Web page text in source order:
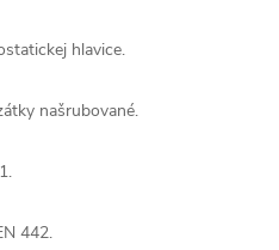
hlavice.
našrubované.
442.